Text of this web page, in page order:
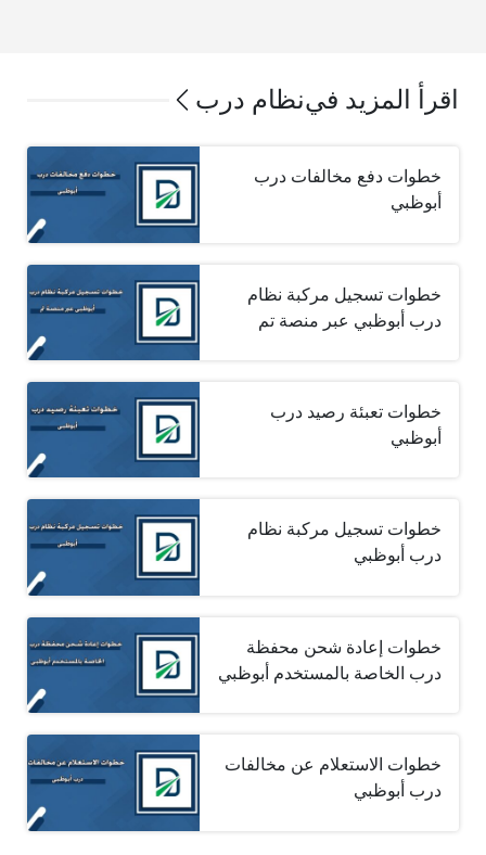
اقرأ المزيد فينظام درب
خطوات دفع مخالفات درب
أبوظبي
خطوات تسجيل مركبة نظام
درب أبوظبي عبر منصة تم
خطوات تعبئة رصيد درب
أبوظبي
خطوات تسجيل مركبة نظام
درب أبوظبي
خطوات إعادة شحن محفظة
درب الخاصة بالمستخدم أبوظبي
خطوات الاستعلام عن مخالفات
درب أبوظبي